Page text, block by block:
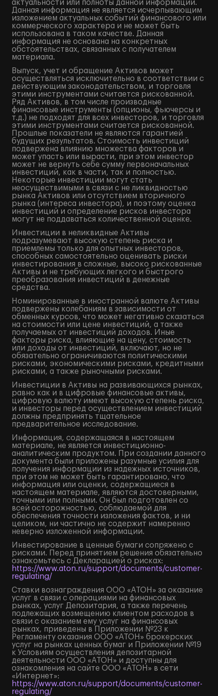
актуальности или полноты данной информации.
Данная информация не является исчерпывающим
изложением актуальных событий финансового или
коммерческого характера и не может быть
использована в таком качестве. Данная
информация не основана на конкретных
обстоятельствах, связанных с получателем
материала.
Выпуск, учет и обращение Активов может
осуществляться исключительно в соответствии с
действующим законодательством, и торговля
этими инструментами считается рискованной.
Ряд Активов, в том числе производные
финансовые инструменты (опционы, фьючерсы и
т.д.) не подходят для всех инвесторов, и торговля
этими инструментами считается рискованной.
Прошлые показатели не являются гарантией
будущих результатов. Стоимость инвестиций
подвержена влиянию множества факторов и
может упасть или вырасти, при этом инвестор
может не вернуть себе сумму первоначальных
инвестиций, как в части, так и полностью.
Некоторые инвестиции могут стать
неосуществимыми в связи с не ликвидностью
рынка Активов или отсутствием вторичного
рынка (интереса инвестора), и поэтому оценка
инвестиций и определение рисков инвестора
могут не поддаваться количественной оценке.
Инвестиции в неликвидные Активы
подразумевают высокую степень риска и
приемлемы только для опытных инвесторов,
способных самостоятельно оценивать риски
инвестирования в сложные, высоко рискованные
Активы и не требующих легкого и быстрого
преобразования инвестиций в денежные
средства.
Номинированные в иностранной валюте Активы
подвержены колебаниям в зависимости от
обменных курсов, что может негативно сказаться
на стоимости или цене инвестиций, а также
получаемых от инвестиций доходов. Иные
факторы риска, влияющие на цену, стоимость
или доходы от инвестиций, включают, но не
обязательно ограничиваются политическими
рисками, экономическими рисками, кредитными
рисками, а также рыночными рисками.
Инвестиции в Активы на развивающихся рынках,
равно как и в цифровые финансовые активы,
цифровую валюту имеют высокую степень риска,
и инвесторы перед осуществлением инвестиций
должны предпринять тщательное
предварительное исследование.
Информация, содержащаяся в настоящем
материале, не является инвестиционно-
аналитическим продуктом. При создании данного
документа были приложены разумные усилия для
получения информации из надежных источников,
при этом не может быть гарантировано, что
информация или оценки, содержащиеся в
настоящем материале, являются достоверными,
точными или полными. Он был подготовлен со
всей осторожностью, соблюдаемой для
обеспечения точности изложения фактов, и ни
целиком, ни частично не содержит намеренно
неверно изложенной информации.
Инвестирование в ценные бумаги сопряжено с
рисками. Перед принятием решения обязательно
ознакомьтесь с Декларацией о рисках:
https://www.aton.ru/support/documents/customer-
regulating/
Ставки вознаграждения ООО «АТОН» за оказание
услуг в связи с операциями на финансовых
рынках, услуг Депозитария, а также перечень
подлежащих возмещению клиентом расходов в
связи с оказанием ему услуг на финансовых
рынках, приведены в Приложении №23 к
Регламенту оказания ООО «АТОН» брокерских
услуг на рынках ценных бумаг и Приложении №19
к Условиям осуществления депозитарной
деятельности ООО «АТОН» и доступны для
ознакомления на сайте ООО «АТОН» в сети
«Интернет»:
https://www.aton.ru/support/documents/customer-
regulating/